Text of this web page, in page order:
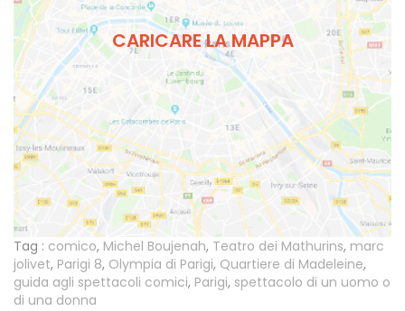
CARICARE LA MAPPA
Tag : comico, Michel Boujenah, Teatro dei Mathurins, marc
jolivet, Parigi 8, Olympia di Parigi, Quartiere di Madeleine,
guida agli spettacoli comici, Parigi, spettacolo di un uomo o
di una donna